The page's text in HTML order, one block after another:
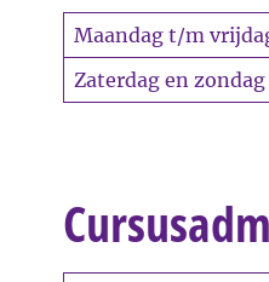
Maandag t/m
Zaterdag en zondag